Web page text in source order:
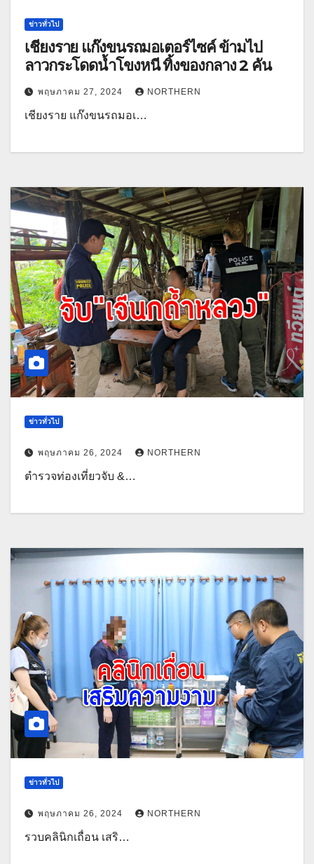
ข่าวทั่วไป
เชียงราย แก๊งขนรถมอเตอร์ไซค์ ข้ามไป
ลาวกระโดดน้ำโขงหนี ทิ้งของกลาง 2 คัน
พฤษภาคม 27, 2024 NORTHERN
เชียงราย แก๊งขนรถมอเ…
ข่าวทั่วไป
พฤษภาคม 26, 2024 NORTHERN
ตำรวจท่องเที่ยวจับ &…
ข่าวทั่วไป
พฤษภาคม 26, 2024 NORTHERN
รวบคลินิกเถื่อน เสริ…